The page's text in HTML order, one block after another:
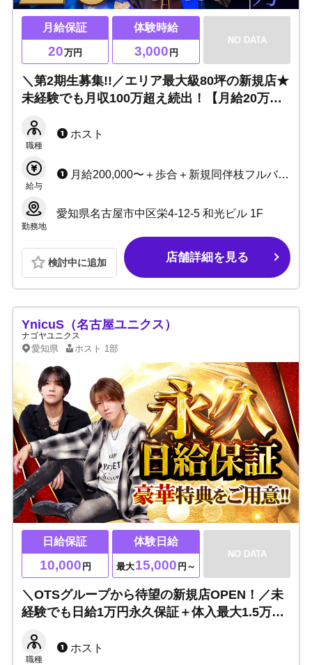
月給保証
20万円
体験時給
3,000 円
NO DATA
＼第2期生募集!!／エリア最大級80坪の新規店★
未経験でも月収100万超え続出！【月給20万円
っ子セミナーであなたの夢を全面バックアッ
プ！
職種
ホスト
給与
月給200,000〜＋歩合＋新規同伴枝フルバック 例: 月給200,000 +20,000（売上バック） +10,000（指名バック） +6,000（新規） +3,000（同伴） +3,000（枝） ＝242,000
勤務地
愛知県名古屋市中区栄4-12-5 和光ビル 1F
検討中に追加 店舗詳細を見る
YnicuS（名古屋ユニクス）
ナゴヤユニクス
愛知県 ホスト 1部
日給保証
10,000 円
体験日給
最大15,000 円～
NO DATA
＼OTSグループから待望の新規店OPEN！／未
経験でも日給1万円永久保証＋体入最大1.5万円
せた個別育成で最速で売れっ子へ！
職種
ホスト